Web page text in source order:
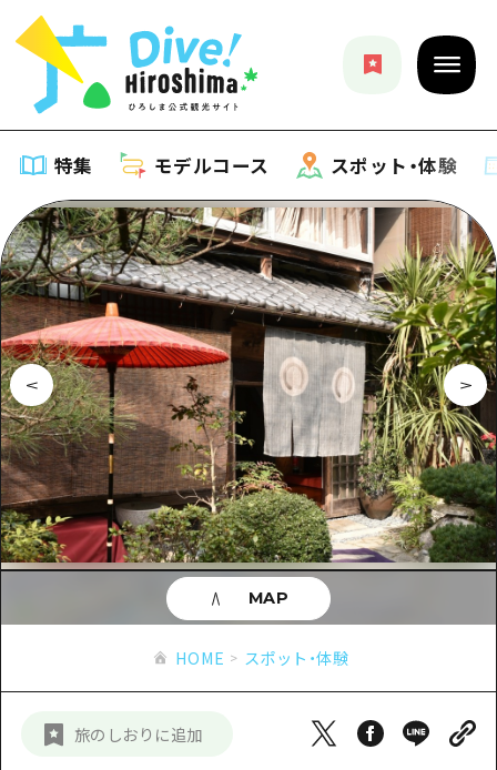
特集 モデルコース スポット・体験
特集
特集一覧
おすすめ
アート
イベント・祭り
グルメ・酒
サイクリング
ショッピング
スポーツ
ナイトライフ
モデルコース
モデルコース一覧
Dive! Hiroshima 公式ガイド
広島もしもトラベル
あたらしい非日常
広島市周辺
安芸
備北
芸北
スポット・体験
スポット・体験一覧
広島市周辺
安芸
備後
備北
芸北
山口県東部
イベント
旬情報
お役立ち情報
お役立ち情報一覧
アクセス
新着情報
HOME スポット・体験
旅のしおりに追加
MAP